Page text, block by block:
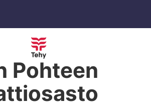
Pohteen